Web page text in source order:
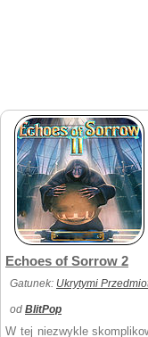
Echoes of Sorrow 2
Gatunek: Ukrytymi
od BlitPop
W tej niezwykle